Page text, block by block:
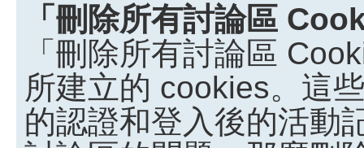
「刪除所有討論區
「刪除所有討論區
所建立的 cookies。這
的認證和登入後的活動